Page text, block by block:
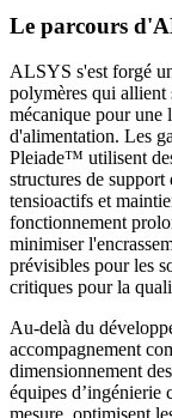
Le parcours
ALSYS s'est forgé
polymères qui allient
mécanique pour une
d'alimentation. Les
Pleiade™ utilisent
structures de support
tensioactifs et
fonctionnement
minimiser
prévisibles pour les
critiques pour la
Au-delà du
accompagnement
dimensionnement
équipes d’ingénierie